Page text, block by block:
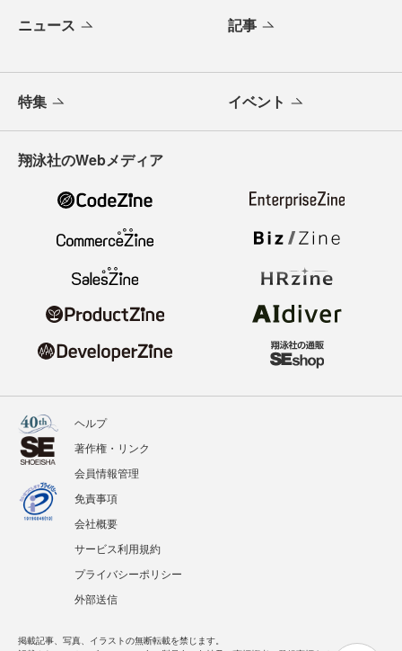
ニュース 記事
特集 イベント
翔泳社のWebメディア
ヘルプ
著作権・リンク
会員情報管理
免責事項
会社概要
サービス利用規約
プライバシーポリシー
外部送信
掲載記事、写真、イラストの無断転載を禁じます。